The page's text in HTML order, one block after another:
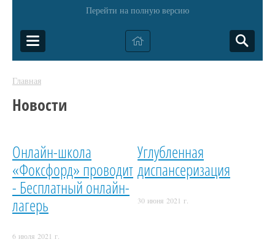
Перейти на полную версию
Главная
Новости
Онлайн-школа
«Фоксфорд» проводит
- Бесплатный онлайн-
лагерь
6 июля 2021 г.
Углубленная
диспансеризация
30 июня 2021 г.